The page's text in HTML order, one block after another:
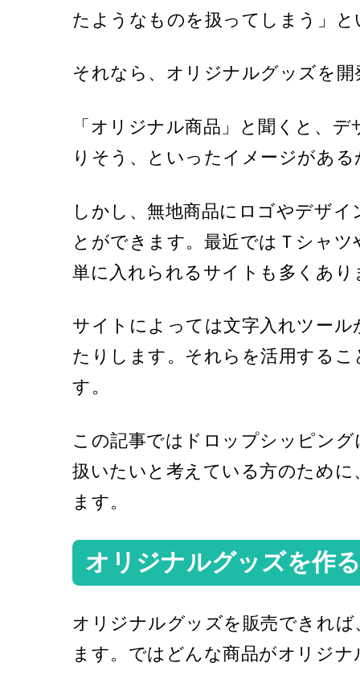
たようなものを扱ってしまう」
それなら、オリジナルグッズを
「オリジナル商品」と聞くと、
りそう、といったイメージがあ
しかし、無地商品にロゴやデザ
とができます。最近ではＴシャ
単に入れられるサイトも多くあり
サイトによっては文字入れツー
たりします。それらを活用する
す。
この記事ではドロップシッピン
扱いたいと考えている方のため
ます。
オリジナルグッズを作
オリジナルグッズを販売できれ
ます。ではどんな商品がオリジ